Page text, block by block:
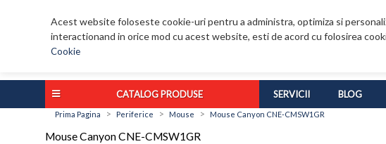
Acest website foloseste cookie-uri pentru a administra, optimiza si
interactionand in orice mod cu acest website, esti de acord cu folosirea
Cookie
CATALOG PRODUSE SERVICII BLOG
Prima Pagina > Periferice > Mouse > Mouse Canyon CNE-CMSW1GR
Mouse Canyon CNE-CMSW1GR